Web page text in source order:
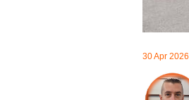
30 Apr 2026